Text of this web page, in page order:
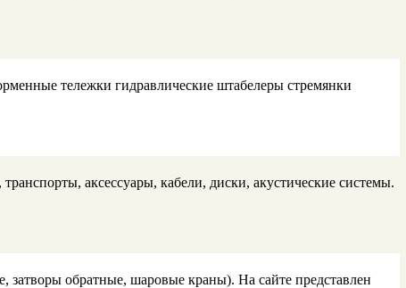
тележки гидравлические штабелеры стремянки
аксессуары, кабели, диски, акустические системы.
обратные, шаровые краны). На сайте представлен